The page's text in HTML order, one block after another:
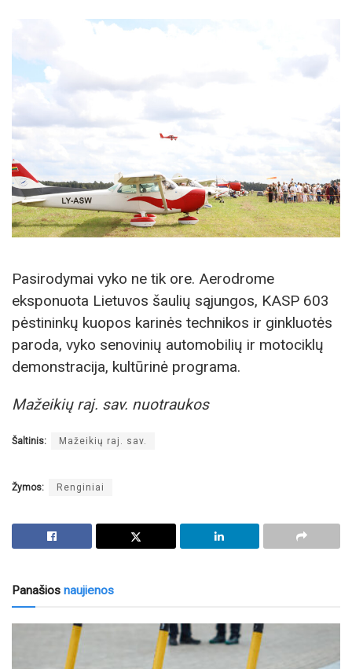
Pasirodymai vyko ne tik ore. Aerodrome
eksponuota Lietuvos šaulių sąjungos, KASP 603
pėstininkų kuopos karinės technikos ir ginkluotės
paroda, vyko senovinių automobilių ir motociklų
demonstracija, kultūrinė programa.
Mažeikių raj. sav. nuotraukos
Šaltinis: Mažeikių raj. sav.
Žymos: Renginiai
Panašios naujienos